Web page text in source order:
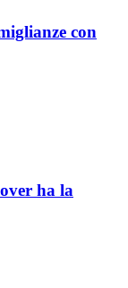
con
ha la